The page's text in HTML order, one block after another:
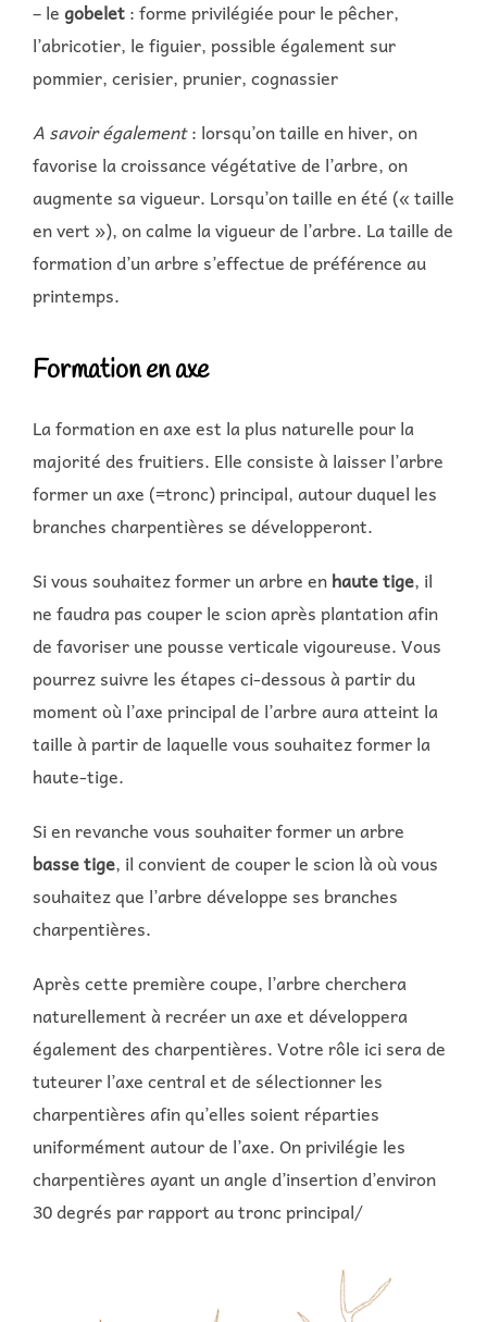
– legobelet: forme privilégiée pour le pêcher,
l’abricotier, le figuier, possible également sur
pommier, cerisier, prunier, cognassier
A savoir également: lorsqu’on taille en hiver, on
favorise la croissance végétative de l’arbre, on
augmente sa vigueur. Lorsqu’on taille en été (« taille
en vert »), on calme la vigueur de l’arbre. La taille de
formation d’un arbre s’effectue de préférence au
printemps.
Formation en axe
La formation en axe est la plus naturelle pour la
majorité des fruitiers. Elle consiste à laisser l’arbre
former un axe (=tronc) principal, autour duquel les
branches charpentières se développeront.
Si vous souhaitez former un arbre enhaute tige, il
ne faudra pas couper le scion après plantation afin
de favoriser une pousse verticale vigoureuse. Vous
pourrez suivre les étapes ci-dessous à partir du
moment où l’axe principal de l’arbre aura atteint la
taille à partir de laquelle vous souhaitez former la
haute-tige.
Si en revanche vous souhaiter former un arbre
basse tige, il convient de couper le scion là où vous
souhaitez que l’arbre développe ses branches
charpentières.
Après cette première coupe, l’arbre cherchera
naturellement à recréer un axe et développera
également des charpentières. Votre rôle ici sera de
tuteurer l’axe central et de sélectionner les
charpentières afin qu’elles soient réparties
uniformément autour de l’axe. On privilégie les
charpentières ayant un angle d’insertion d’environ
30 degrés par rapport au tronc principal/